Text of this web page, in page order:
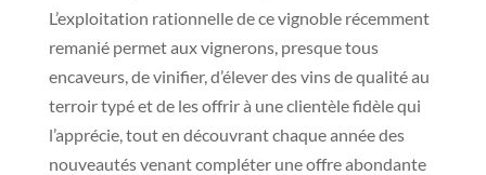
L’exploitation rationnelle de ce vignoble récemment
remanié permet aux vignerons, presque tous
encaveurs, de vinifier, d’élever des vins de qualité au
terroir typé et de les offrir à une clientèle fidèle qui
l’apprécie, tout en découvrant chaque année des
nouveautés venant compléter une offre abondante